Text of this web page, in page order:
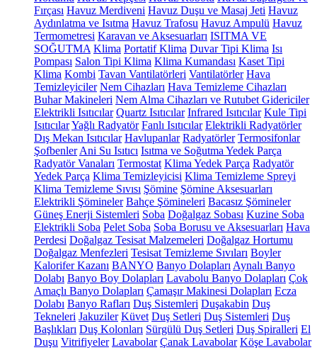
Fırçası Havuz Merdiveni Havuz Duşu ve Masaj Jeti Havuz
Aydınlatma ve Isıtma Havuz Trafosu Havuz Ampulü Havuz
Termometresi Karavan ve Aksesuarları ISITMA VE
SOĞUTMA Klima Portatif Klima Duvar Tipi Klima Isı
Pompası Salon Tipi Klima Klima Kumandası Kaset Tipi
Klima Kombi Tavan Vantilatörleri Vantilatörler Hava
Temizleyiciler Nem Cihazları Hava Temizleme Cihazları
Buhar Makineleri Nem Alma Cihazları ve Rutubet Gidericiler
Elektrikli Isıtıcılar Quartz Isıtıcılar Infrared Isıtıcılar Kule Tipi
IsıtıcılarYağlı Radyatör Fanlı Isıtıcılar Elektrikli Radyatörler
Dış Mekan Isıtıcılar Havlupanlar Radyatörler Termosifonlar
Şofbenler Ani Su Isıtıcı Isıtma ve Soğutma Yedek Parça
Radyatör Vanaları Termostat Klima Yedek Parça Radyatör
Yedek Parça Klima Temizleyicisi Klima Temizleme Spreyi
Klima Temizleme Sıvısı Şömine Şömine Aksesuarları
Elektrikli Şömineler Bahçe Şömineleri Bacasız Şömineler
Güneş Enerji Sistemleri Soba Doğalgaz Sobası Kuzine Soba
Elektrikli Soba Pelet Soba Soba Borusu ve Aksesuarları Hava
Perdesi Doğalgaz Tesisat Malzemeleri Doğalgaz Hortumu
Doğalgaz Menfezleri Tesisat Temizleme Sıvıları Boyler
Kalorifer Kazanı BANYO Banyo Dolapları Aynalı Banyo
Dolabı Banyo Boy Dolapları Lavabolu Banyo Dolapları Çok
Amaçlı Banyo Dolapları Çamaşır Makinesi Dolapları Ecza
Dolabı Banyo Rafları Duş Sistemleri Duşakabin Duş
Tekneleri Jakuziler Küvet Duş Setleri Duş Sistemleri Duş
Başlıkları Duş Kolonları Sürgülü Duş Setleri Duş Spiralleri El
Duşu Vitrifiyeler Lavabolar Çanak Lavabolar Köşe Lavabolar